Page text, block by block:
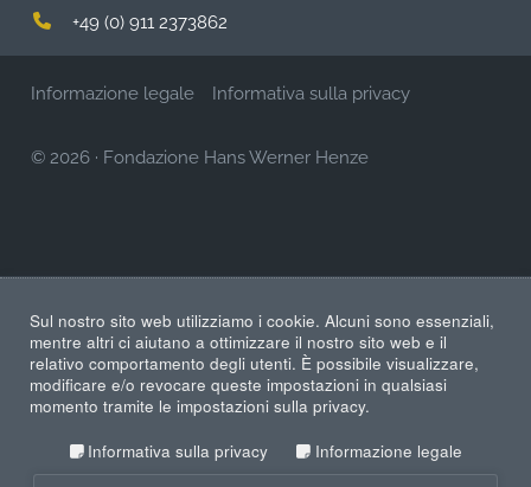
+49 (0) 911 2373862
Informazione legale Informativa sulla privacy
© 2026 · Fondazione Hans Werner Henze
Sul nostro sito web utilizziamo i cookie. Alcuni sono essenziali,
mentre altri ci aiutano a ottimizzare il nostro sito web e il
relativo comportamento degli utenti. È possibile visualizzare,
modificare e/o revocare queste impostazioni in qualsiasi
momento tramite le impostazioni sulla privacy.
Informativa sulla privacy
Informazione legale